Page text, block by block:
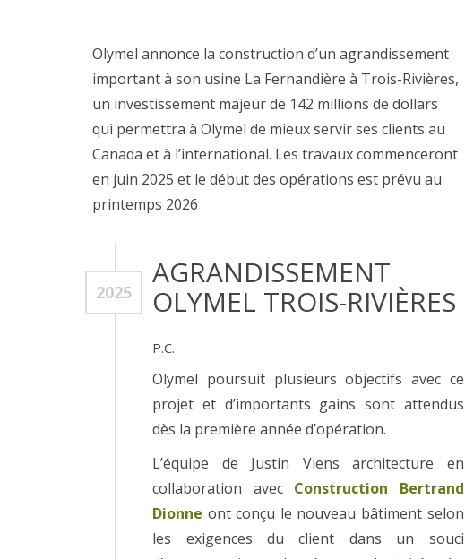
Olymel annonce la construction d’un agrandissement
important à son usine La Fernandière à Trois-Rivières,
un investissement majeur de 142 millions de dollars
qui permettra à Olymel de mieux servir ses clients au
Canada et à l’international. Les travaux commenceront
en juin 2025 et le début des opérations est prévu au
printemps 2026
2025
AGRANDISSEMENT
OLYMEL TROIS-RIVIÈRES
P.C.
Olymel poursuit plusieurs objectifs avec ce
projet et d’importants gains sont attendus
dès la première année d’opération.
L’équipe de Justin Viens architecture en
collaboration avec Construction Bertrand
Dionne ont conçu le nouveau bâtiment selon
les exigences du client dans un souci